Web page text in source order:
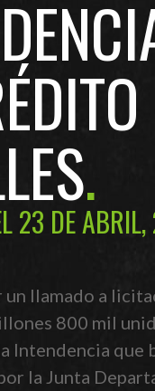
23 DE
un llamado a
800 mil
Intendencia que
la Junta